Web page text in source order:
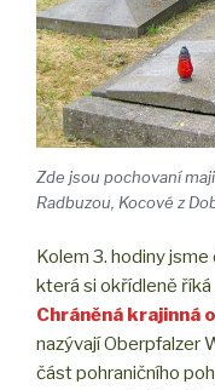
Zde jsou pochovaní
Radbuzou, Kocové z
Kolem 3. hodiny jsme
která si okřídleně říká
Chráněná krajinná
nazývají Oberpfalzer
část pohraničního